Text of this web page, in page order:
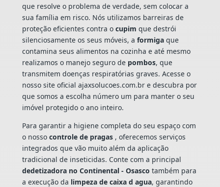
que resolve o problema de verdade, sem colocar a
sua família em risco. Nós utilizamos barreiras de
proteção eficientes contra o cupim que destrói
silenciosamente os seus móveis, a formigaque
contamina seus alimentos na cozinha e até mesmo
realizamos o manejo seguro de pombos, que
transmitem doenças respiratórias graves. Acesse o
nosso site oficial ajaxsolucoes.com.br e descubra por
que somos a escolha número um para manter o seu
imóvel protegido o ano inteiro.
Para garantir a higiene completa do seu espaço com
o nosso controle de pragas , oferecemos serviços
integrados que vão muito além da aplicação
tradicional de inseticidas. Conte com a principal
dedetizadora no Continental - Osasco também para
a execução da limpeza de caixa d agua, garantindo